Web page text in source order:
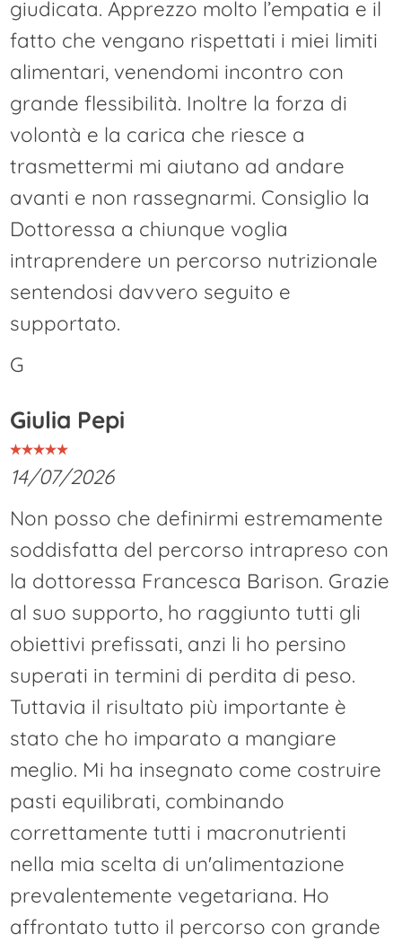
giudicata. Apprezzo molto l’empatia e il
fatto che vengano rispettati i miei limiti
alimentari, venendomi incontro con
grande flessibilità. Inoltre la forza di
volontà e la carica che riesce a
trasmettermi mi aiutano ad andare
avanti e non rassegnarmi. Consiglio la
Dottoressa a chiunque voglia
intraprendere un percorso nutrizionale
sentendosi davvero seguito e
supportato.
G
Giulia Pepi
14/07/2026
Non posso che definirmi estremamente
soddisfatta del percorso intrapreso con
la dottoressa Francesca Barison. Grazie
al suo supporto, ho raggiunto tutti gli
obiettivi prefissati, anzi li ho persino
superati in termini di perdita di peso.
Tuttavia il risultato più importante è
stato che ho imparato a mangiare
meglio. Mi ha insegnato come costruire
pasti equilibrati, combinando
correttamente tutti i macronutrienti
nella mia scelta di un'alimentazione
prevalentemente vegetariana. Ho
affrontato tutto il percorso con grande